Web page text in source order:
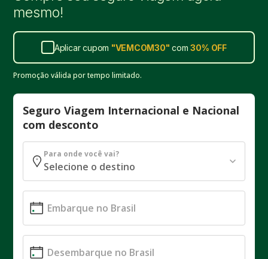
mesmo!
Aplicar cupom "VEMCOM30" com30% OFF
Promoção válida por tempo limitado.
Seguro Viagem Internacional e Nacional
com desconto
Para onde você vai?